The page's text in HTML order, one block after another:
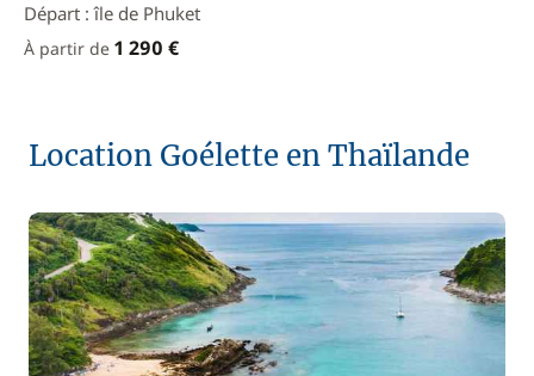
Départ : île de Phuket
À partir de 1 290 €
Location Goélette en Thaïlande